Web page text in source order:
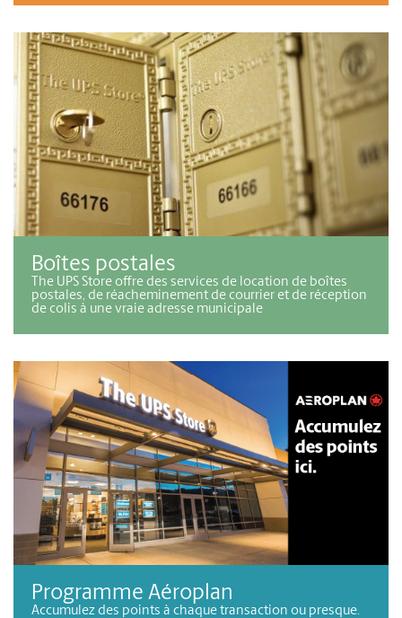
Occasions de franchises
Découvrez de nouvelles occasions de posséder votre
petite entreprise avec les franchises The UPS Store
The UPS Store offre des services de location de boîtes
postales, de réacheminement de courrier et de réception
de colis à une vraie adresse municipale